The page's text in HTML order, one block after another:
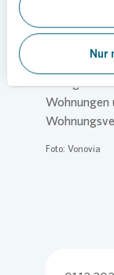
Nur
Mit dem
macht das
Leben in
verfügt
Wohnungen
Foto: Vonovia